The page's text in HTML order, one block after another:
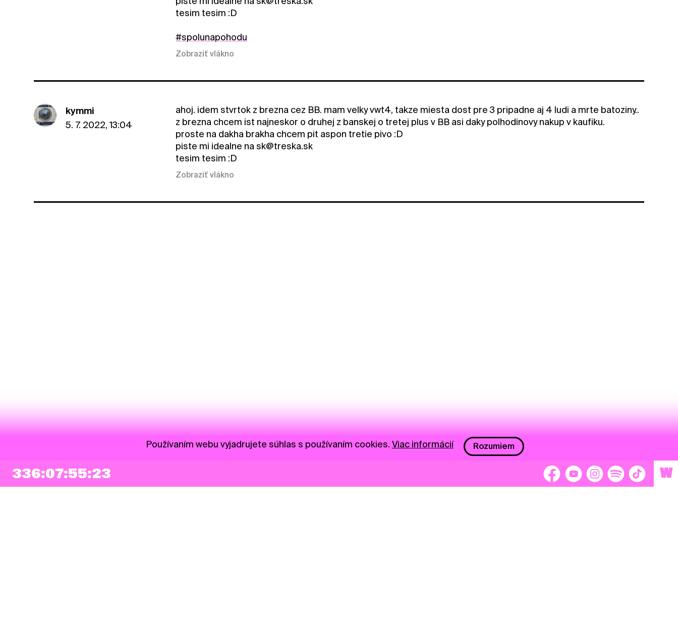
tesim tesim :D
#spolunapohodu
Zobraziť vlákno
kymmi
5. 7. 2022, 13:04
ahoj. idem stvrtok z brezna cez BB. mam velky vwt4, takze miesta dost pre 3 pripadne aj 4 ludi a mrte batoziny..
z brezna chcem ist najneskor o druhej z banskej o tretej plus v BB asi daky polhodinovy nakup v kaufiku.
proste na dakha brakha chcem pit aspon tretie pivo :D
piste mi idealne na sk@treska.sk
tesim tesim :D
Zobraziť vlákno
336:07:55:23 W
Používaním webu vyjadrujete súhlas s používaním cookies. Viac informácií Rozumiem